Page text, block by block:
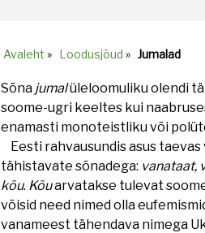
Avaleht » Loodusjõud » Jumalad
Sõna jumalüleloomuliku olendi
soome-ugri keeltes kui
enamasti monoteistliku või
Eesti rahvausundis asus
tähistavate sõnadega: vanataat,
kõu. Kõuarvatakse tulevat
võisid need nimed olla
vanameest tähendava nimega